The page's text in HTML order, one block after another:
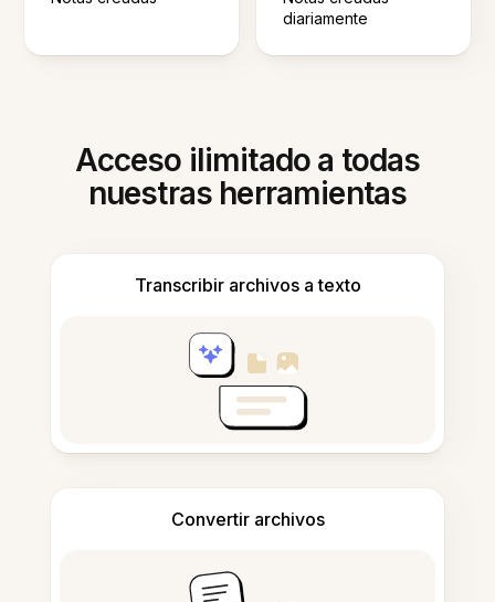
diariamente
Acceso ilimitado a todas
nuestras herramientas
Transcribir archivos a texto
Convertir archivos